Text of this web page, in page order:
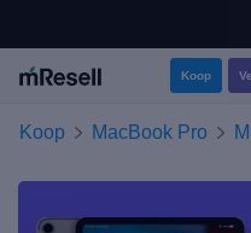
Koop
Koop MacBook Pro